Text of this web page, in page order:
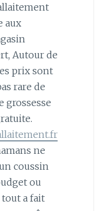
aux
Autour de
prix sont
rare de
grossesse
ne
coussin
ou
a fait